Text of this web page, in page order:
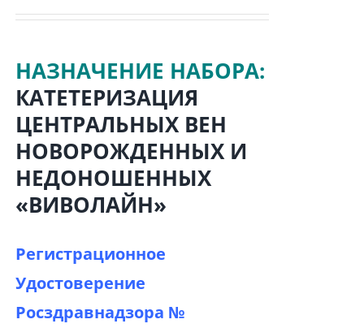
НАЗНАЧЕНИЕ НАБОРА:
КАТЕТЕРИЗАЦИЯ
ЦЕНТРАЛЬНЫХ ВЕН
НОВОРОЖДЕННЫХ И
НЕДОНОШЕННЫХ
«ВИВОЛАЙН»
Регистрационное
Удостоверение
Росздравнадзора №